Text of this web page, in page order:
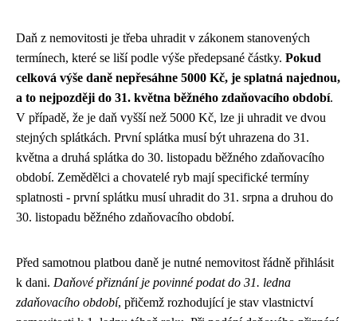
Daň z nemovitosti je třeba uhradit v zákonem stanovených
termínech, které se liší podle výše předepsané částky. Pokud
celková výše daně nepřesáhne 5000 Kč, je splatná najednou,
a to nejpozději do 31. května běžného zdaňovacího období.
V případě, že je daň vyšší než 5000 Kč, lze ji uhradit ve dvou
stejných splátkách. První splátka musí být uhrazena do 31.
května a druhá splátka do 30. listopadu běžného zdaňovacího
období. Zemědělci a chovatelé ryb mají specifické termíny
splatnosti - první splátku musí uhradit do 31. srpna a druhou do
30. listopadu běžného zdaňovacího období.
Před samotnou platbou daně je nutné nemovitost řádně přihlásit
k dani. Daňové přiznání je povinné podat do 31. ledna
zdaňovacího období, přičemž rozhodující je stav vlastnictví